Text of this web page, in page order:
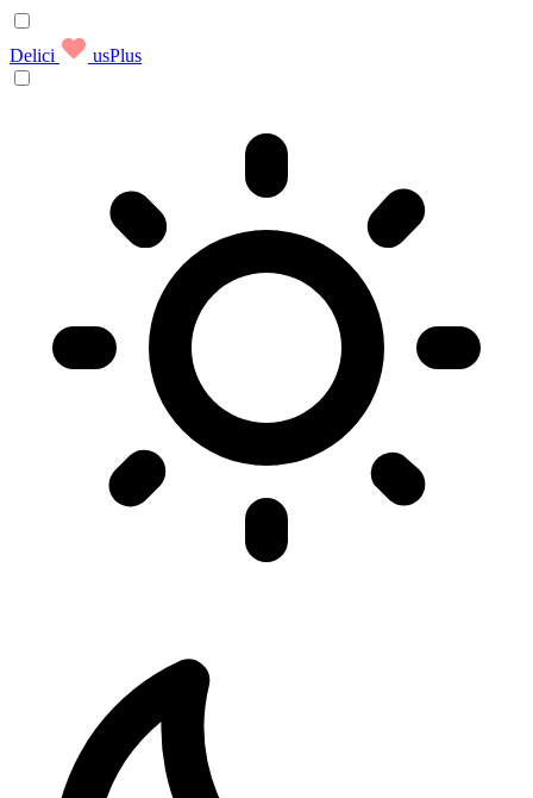
Delici usPlus